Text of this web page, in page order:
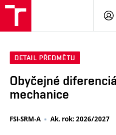
DETAIL PŘEDMĚTU
Obyčejné
mechanice
FSI-SRM-A Ak. rok: 2026/2027